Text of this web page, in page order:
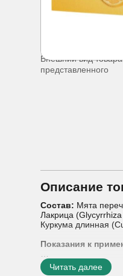
Внешний вид
представленного
Описание
Состав: Мята
Лакрица
Куркума длинная
Показания к
Способы
Женщинам в период
Читать далее